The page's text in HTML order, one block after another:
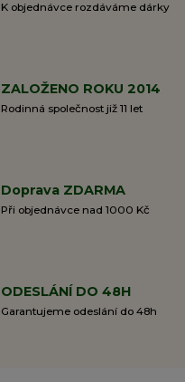
K objednávce rozdáváme dárky
ZALOŽENO ROKU 2014
Rodinná společnost již 11 let
Doprava ZDARMA
Při objednávce nad 1000 Kč
ODESLÁNÍ DO 48H
Garantujeme odeslání do 48h